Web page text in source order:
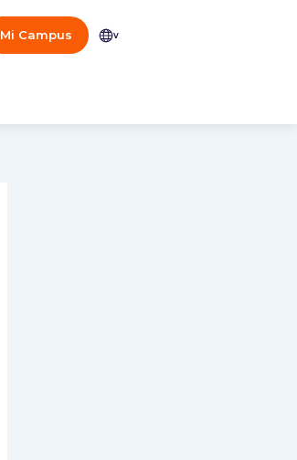
Mi Campus v